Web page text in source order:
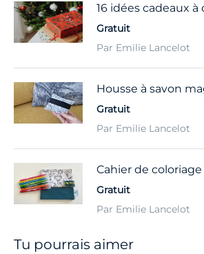
Tu pourrais aimer
16 idées cadeaux à
Gratuit
Par Emilie Lancelot
Housse à savon
Gratuit
Par Emilie Lancelot
Cahier de
Gratuit
Par Emilie Lancelot